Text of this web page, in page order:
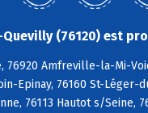
(76120) est
76920 Amfreville-la-Mi-
Epinay, 76160 St-
76113 Hautot s/Seine,